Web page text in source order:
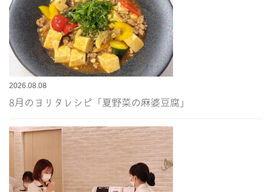
2026.08.08
8月のヨリタレシピ「夏野菜の麻婆豆腐」